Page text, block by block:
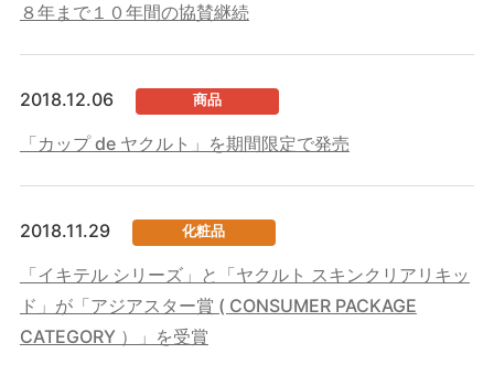
８年まで１０年間の協賛継続
2018.12.06 商品
「カップ de ヤクルト」を期間限定で発売
2018.11.29 化粧品
「イキテル シリーズ」と「ヤクルト スキンクリアリキッ
ド」が「アジアスター賞 ( CONSUMER PACKAGE
CATEGORY ）」を受賞